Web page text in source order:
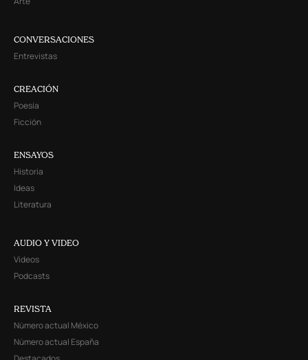
CONVERSACIONES
Entrevistas
CREACIÓN
Poesía
Ficción
ENSAYOS
Historia
Ideas
Literatura
AUDIO Y VIDEO
Videos
Podcasts
REVISTA
Número actual México
Número actual España